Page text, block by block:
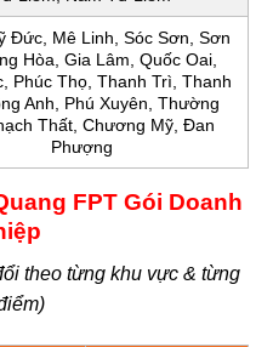
Đức, Mê Linh, Sóc Sơn, Sơn
Hòa, Gia Lâm, Quốc Oai,
Phúc Thọ, Thanh Trì, Thanh
Anh, Phú Xuyên, Thường
Thất, Chương Mỹ, Đan
Phượng
FPT Gói Doanh
theo từng khu vực & từng